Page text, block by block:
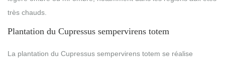
très chauds.
Plantation du Cupressus sempervirens totem
La plantation du Cupressus sempervirens totem se réalise